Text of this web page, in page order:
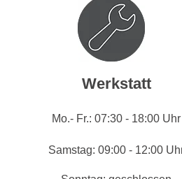
Werkstatt
Mo.- Fr.: 07:30 - 18:00 Uhr
Samstag: 09:00 - 12:00